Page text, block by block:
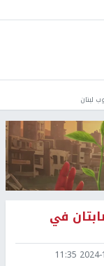
لبنان
في
2024-